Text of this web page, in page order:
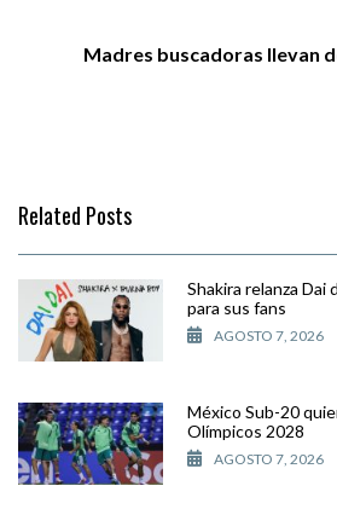
Madres buscadoras llevan
Related Posts
Shakira relanza Dai
para sus fans
AGOSTO 7, 2026
México Sub-20
Olímpicos 2028
AGOSTO 7, 2026